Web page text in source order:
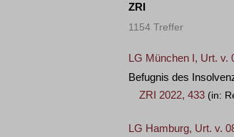
ZRI
1154 Treffer
LG München I, Urt. v.
Befugnis des
ZRI 2022, 433 (in:
LG Hamburg, Urt. v.